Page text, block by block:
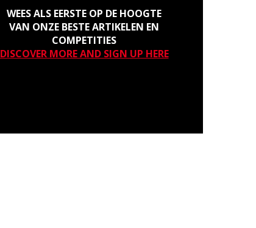
WEES ALS EERSTE OP DE HOOGTE
VAN ONZE BESTE ARTIKELEN EN
COMPETITIES
DISCOVER MORE AND SIGN UP HERE